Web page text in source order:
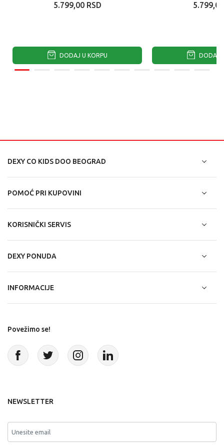
5.799,00 RSD
DODAJ U KORPU
5.799,00
DODAJ
DEXY CO KIDS DOO BEOGRAD
POMOĆ PRI KUPOVINI
KORISNIČKI SERVIS
DEXY PONUDA
INFORMACIJE
Povežimo se!
NEWSLETTER